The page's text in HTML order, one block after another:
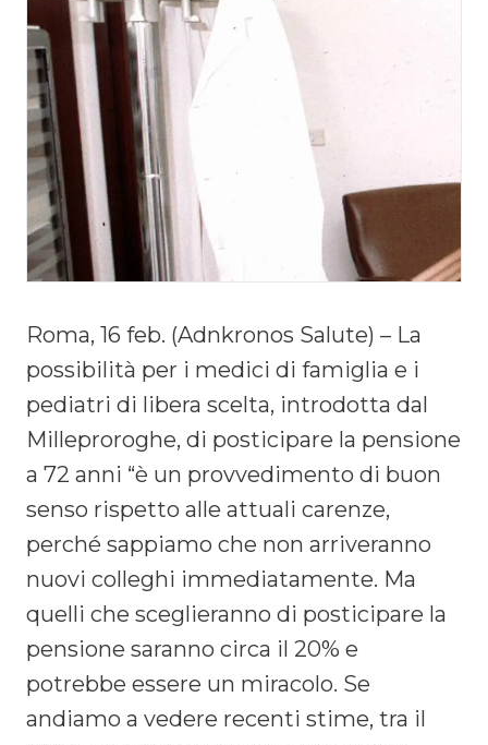
Roma, 16 feb. (Adnkronos Salute) – La
possibilità per i medici di famiglia e i
pediatri di libera scelta, introdotta dal
Milleproroghe, di posticipare la pensione
a 72 anni “è un provvedimento di buon
senso rispetto alle attuali carenze,
perché sappiamo che non arriveranno
nuovi colleghi immediatamente. Ma
quelli che sceglieranno di posticipare la
pensione saranno circa il 20% e
potrebbe essere un miracolo. Se
andiamo a vedere recenti stime, tra il